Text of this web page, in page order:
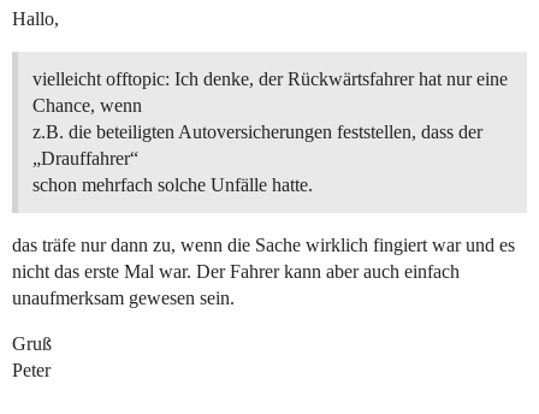
Hallo,
vielleicht offtopic: Ich denke, der Rückwärtsfahrer hat nur eine
Chance, wenn
z.B. die beteiligten Autoversicherungen feststellen, dass der
„Drauffahrer“
schon mehrfach solche Unfälle hatte.
das träfe nur dann zu, wenn die Sache wirklich fingiert war und es
nicht das erste Mal war. Der Fahrer kann aber auch einfach
unaufmerksam gewesen sein.
Gruß
Peter